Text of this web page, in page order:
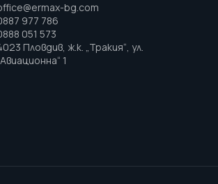
bg.com
977 786
051 573
Пловдив, ж.к. „Тракия“, ул.
1